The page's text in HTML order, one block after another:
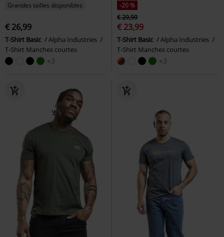
Grandes tailles disponibles
€ 26,99
T-Shirt Basic
Alpha Industries
T-Shirt Manches courtes
+3
-20 %
€ 29,99
€ 23,99
T-Shirt Basic
Alpha Industries
T-Shirt Manches courtes
+3